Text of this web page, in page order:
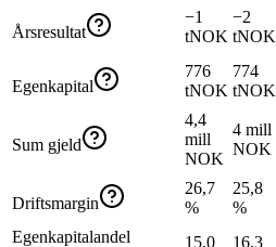
Årsresultat
−1
tNOK
−2
tNOK
Egenkapital
776
tNOK
774
tNOK
Sum gjeld
4,4
mill
NOK
4 mill
NOK
Driftsmargin
26,7
%
25,8
%
Egenkapitalandel
15,0
16,3